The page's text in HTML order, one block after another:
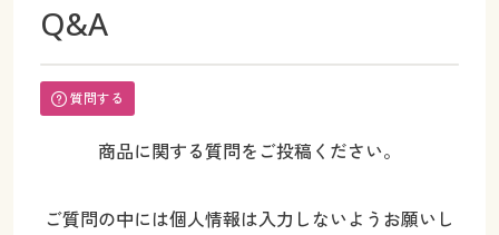
Q&A
質問する
商品に関する質問をご投稿ください。
ご質問の中には個人情報は入力しないようお願いし